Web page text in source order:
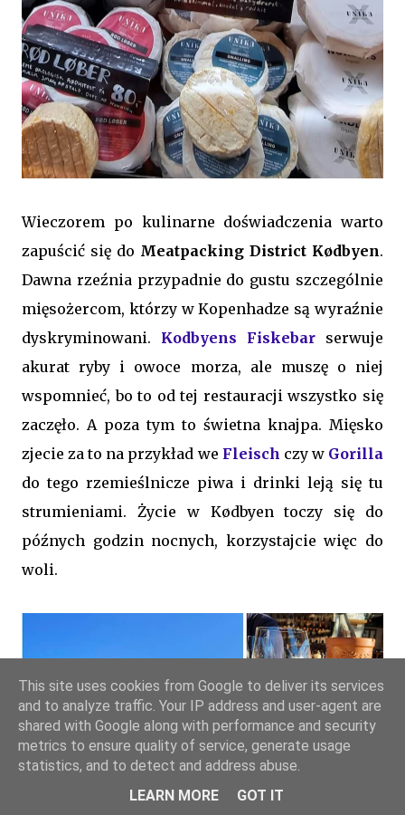
Wieczorem po kulinarne doświadczenia warto
zapuścić się do Meatpacking District Kødbyen.
Dawna rzeźnia przypadnie do gustu szczególnie
mięsożercom, którzy w Kopenhadze są wyraźnie
dyskryminowani. Kodbyens Fiskebar serwuje
akurat ryby i owoce morza, ale muszę o niej
wspomnieć, bo to od tej restauracji wszystko się
zaczęło. A poza tym to świetna knajpa. Mięsko
zjecie za to na przykład we Fleisch czy w Gorilla
do tego rzemieślnicze piwa i drinki leją się tu
strumieniami. Życie w Kødbyen toczy się do
późnych godzin nocnych, korzystajcie więc do
woli.
This site uses cookies from Google to deliver its services
and to analyze traffic. Your IP address and user-agent are
shared with Google along with performance and security
metrics to ensure quality of service, generate usage
statistics, and to detect and address abuse.
LEARN MORE
GOT IT